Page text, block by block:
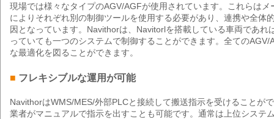
現場では様々なタイプのAGV/AGFが使用されています。これらは
によりそれぞれ別の制御ツールを使用する必要があり、連携や全体
因となっています。Navithorは、Navitorlを搭載している車両であれ
っていても一つのシステムで制御することができます。全てのAGV/
な最適化を図ることができます。
■ フレキシブルな運用が可能
NavithorはWMS/MES/外部PLCと接続して搬送指示を受けることが
業者がマニュアルで指示を出すことも可能です。通常は上位システ